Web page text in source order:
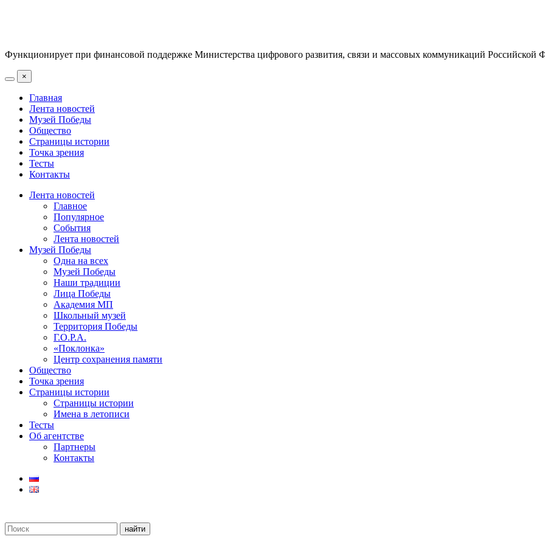
Функционирует при финансовой поддержке Министерства цифрового развития, связи и массовых коммуникаций Российской
×
Главная
Лента новостей
Музей Победы
Общество
Страницы истории
Точка зрения
Тесты
Контакты
Лента новостей
Главное
Популярное
События
Лента новостей
Музей Победы
Одна на всех
Музей Победы
Наши традиции
Лица Победы
Академия МП
Школьный музей
Территория Победы
Г.О.Р.А.
«Поклонка»
Центр сохранения памяти
Общество
Точка зрения
Страницы истории
Страницы истории
Имена в летописи
Тесты
Об агентстве
Партнеры
Контакты